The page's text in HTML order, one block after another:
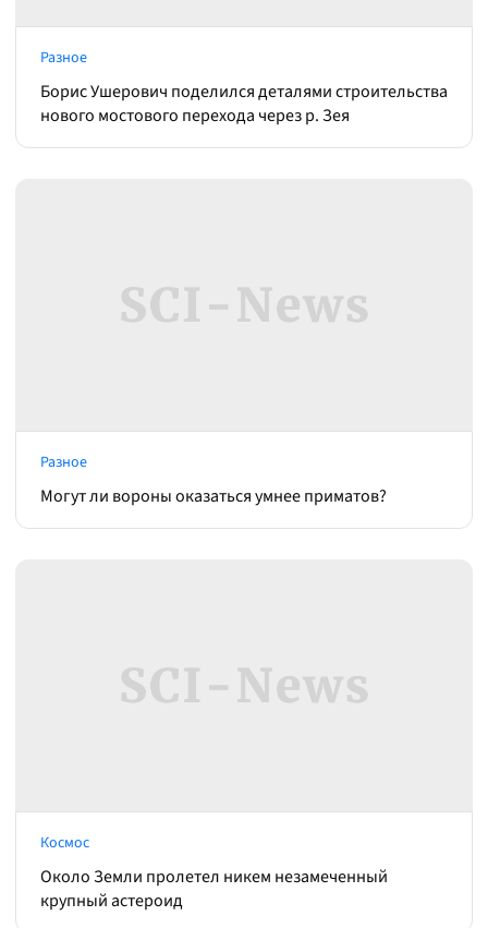
Разное
Борис Ушерович поделился деталями строительства
нового мостового перехода через р. Зея
Разное
Могут ли вороны оказаться умнее приматов?
Космос
Около Земли пролетел никем незамеченный
крупный астероид